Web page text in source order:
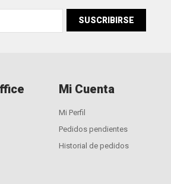
SUSCRIBIRSE
Mi Cuenta
Mi Perfil
Pedidos pendientes
Historial de pedidos